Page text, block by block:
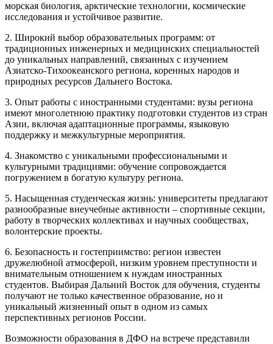
морская биология, арктические технологии, космические
исследования и устойчивое развитие.
2. Широкий выбор образовательных программ: от
традиционных инженерных и медицинских специальностей
до уникальных направлений, связанных с изучением
Азиатско-Тихоокеанского региона, коренных народов и
природных ресурсов Дальнего Востока.
3. Опыт работы с иностранными студентами: вузы региона
имеют многолетнюю практику подготовки студентов из стран
Азии, включая адаптационные программы, языковую
поддержку и межкультурные мероприятия.
4. Знакомство с уникальными профессиональными и
культурными традициями: обучение сопровождается
погружением в богатую культуру региона.
5. Насыщенная студенческая жизнь: университеты предлагают
разнообразные внеучебные активности – спортивные секции,
работу в творческих коллективах и научных сообществах,
волонтерские проекты.
6. Безопасность и гостеприимство: регион известен
дружелюбной атмосферой, низким уровнем преступности и
внимательным отношением к нуждам иностранных
студентов. Выбирая Дальний Восток для обучения, студенты
получают не только качественное образование, но и
уникальный жизненный опыт в одном из самых
перспективных регионов России.
Возможности образования в ДФО на встрече представили